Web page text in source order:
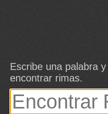
Escribe una palabra
encontrar rimas.